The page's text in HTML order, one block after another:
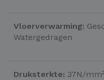
Vloerverwarming:
Watergedragen
Druksterkte: 37N/